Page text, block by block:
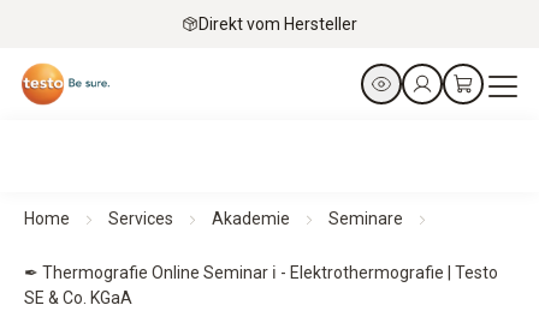
Direkt vom Hersteller
Home Services Akademie Seminare
✒ Thermografie Online Seminar ℹ - Elektrothermografie | Testo
SE & Co. KGaA